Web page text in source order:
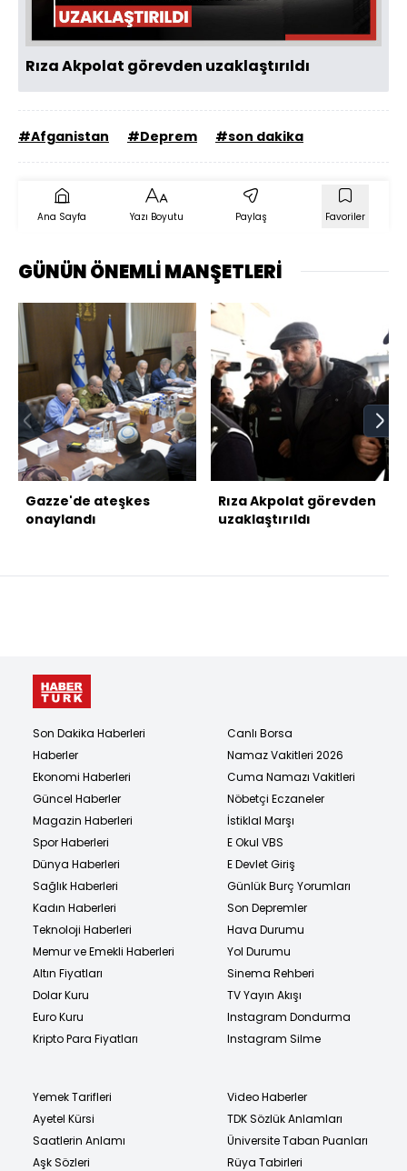
Rıza Akpolat görevden uzaklaştırıldı
#Afganistan #Deprem #son dakika
Ana Sayfa Yazı Boyutu Paylaş Favoriler
GÜNÜN ÖNEMLİ MANŞETLERİ
Gazze'de ateşkes
onaylandı
Rıza Akpolat görevden
uzaklaştırıldı
Son Dakika Haberleri
Haberler
Ekonomi Haberleri
Güncel Haberler
Magazin Haberleri
Spor Haberleri
Dünya Haberleri
Sağlık Haberleri
Kadın Haberleri
Teknoloji Haberleri
Memur ve Emekli Haberleri
Altın Fiyatları
Dolar Kuru
Euro Kuru
Kripto Para Fiyatları
Canlı Borsa
Namaz Vakitleri 2026
Cuma Namazı Vakitleri
Nöbetçi Eczaneler
İstiklal Marşı
E Okul VBS
E Devlet Giriş
Günlük Burç Yorumları
Son Depremler
Hava Durumu
Yol Durumu
Sinema Rehberi
TV Yayın Akışı
Instagram Dondurma
Instagram Silme
Yemek Tarifleri
Ayetel Kürsi
Saatlerin Anlamı
Aşk Sözleri
Video Haberler
TDK Sözlük Anlamları
Üniversite Taban Puanları
Rüya Tabirleri